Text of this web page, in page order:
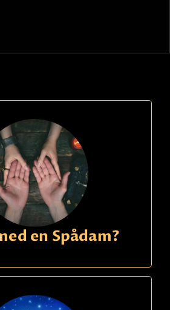
en Spådam?